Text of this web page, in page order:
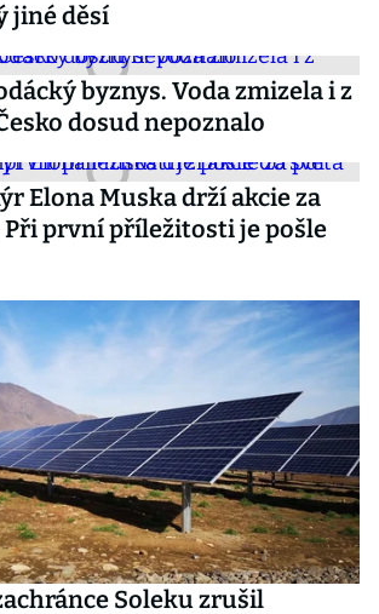
jiné děsí
byznys. Voda zmizela i z
dosud nepoznalo
Elona Muska drží akcie za
první příležitosti je pošle
Soleku zrušil